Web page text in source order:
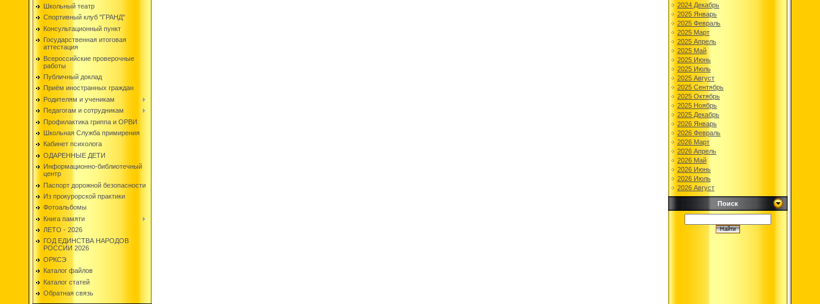
Школьный театр
Спортивный клуб "ГРАНД"
Консультационный пункт
Государственная итоговая
аттестация
Всероссийские проверочные
работы
Публичный доклад
Приём иностранных граждан
Родителям и ученикам
Педагогам и сотрудникам
Профилактика гриппа и ОРВИ
Школьная Служба примирения
Кабинет психолога
ОДАРЕННЫЕ ДЕТИ
Информационно-библиотечный
центр
Паспорт дорожной безопасности
Из прокурорской практики
Фотоальбомы
Книга памяти
ЛЕТО - 2026
ГОД ЕДИНСТВА НАРОДОВ
РОССИИ 2026
ОРКСЭ
Каталог файлов
Каталог статей
Обратная связь
2024 Декабрь
2025 Январь
2025 Февраль
2025 Март
2025 Апрель
2025 Май
2025 Июнь
2025 Июль
2025 Август
2025 Сентябрь
2025 Октябрь
2025 Ноябрь
2025 Декабрь
2026 Январь
2026 Февраль
2026 Март
2026 Апрель
2026 Май
2026 Июнь
2026 Июль
2026 Август
Поиск